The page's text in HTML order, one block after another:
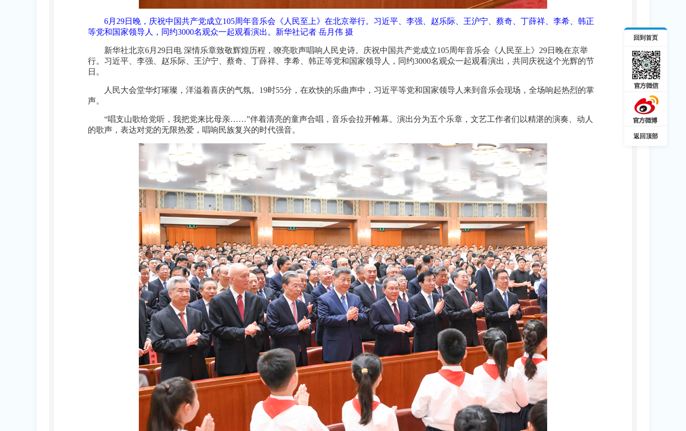
回到首页
返回顶部
6月29日晚，庆祝中国共产党成立105周年音乐会《人民至上》在北京举行。习近平、李强、赵乐际、王沪宁、蔡奇、丁薛祥、李希、韩正
等党和国家领导人，同约3000名观众一起观看演出。新华社记者 岳月伟 摄
新华社北京6月29日电 深情乐章致敬辉煌历程，嘹亮歌声唱响人民史诗。庆祝中国共产党成立105周年音乐会《人民至上》29日晚在京举
行。习近平、李强、赵乐际、王沪宁、蔡奇、丁薛祥、李希、韩正等党和国家领导人，同约3000名观众一起观看演出，共同庆祝这个光辉的节
日。
人民大会堂华灯璀璨，洋溢着喜庆的气氛。19时55分，在欢快的乐曲声中，习近平等党和国家领导人来到音乐会现场，全场响起热烈的掌
声。
“唱支山歌给党听，我把党来比母亲……”伴着清亮的童声合唱，音乐会拉开帷幕。演出分为五个乐章，文艺工作者们以精湛的演奏、动人
的歌声，表达对党的无限热爱，唱响民族复兴的时代强音。